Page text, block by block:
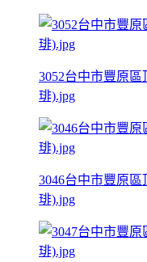
3052台中市豐原區
琲).jpg
3046台中市豐原區
琲).jpg